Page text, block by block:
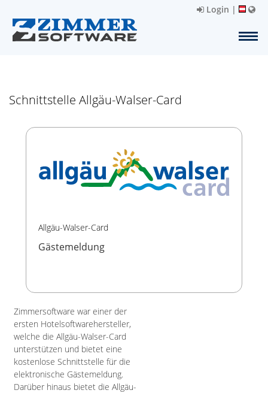
Login |
Schnittstelle Allgäu-Walser-Card
Allgäu-Walser-Card
Gästemeldung
Zimmersoftware war einer der
ersten Hotelsoftwarehersteller,
welche die Allgäu-Walser-Card
unterstützen und bietet eine
kostenlose Schnittstelle für die
elektronische Gästemeldung.
Darüber hinaus bietet die Allgäu-